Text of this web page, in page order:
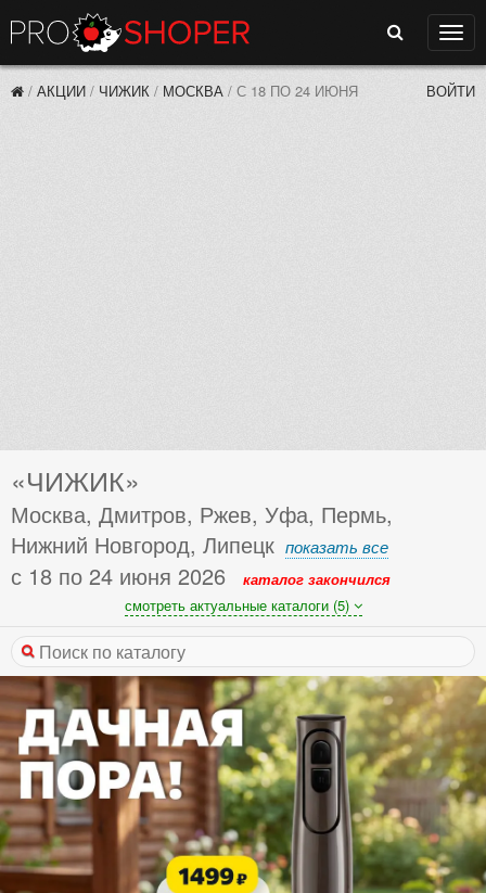
Поиск
/ АКЦИИ / ЧИЖИК / МОСКВА / С 18 ПО 24 ИЮНЯ ВОЙТИ
«ЧИЖИК»
Москва, Дмитров, Ржев, Уфа, Пермь,
Нижний Новгород, Липецк показать все
с 18 по 24 июня 2026
каталог закончился
смотреть актуальные каталоги (5)